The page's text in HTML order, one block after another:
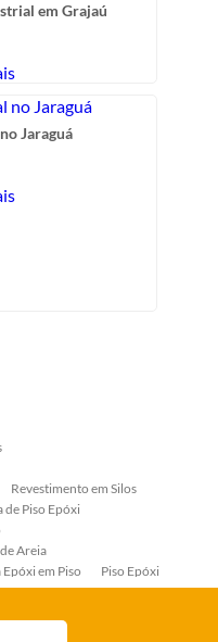
em Grajaú
Jaraguá
Revestimento em Silos
de Piso Epóxi
Areia
em Piso
Piso Epóxi
E-coat em Serpentinas